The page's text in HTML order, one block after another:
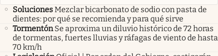
SolucionesMezclar bicarbonato de sodio con pasta de
dientes: por qué se recomienda y para qué sirve
Tormentón Se aproxima un diluvio histórico de 72 horas
de tormentas, fuertes lluvias y ráfagas de viento de hasta
70 km/h